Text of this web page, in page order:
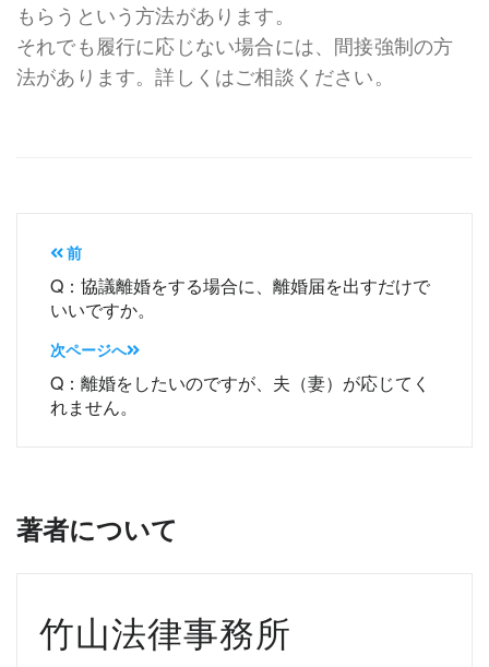
もらうという方法があります。
それでも履行に応じない場合には、間接強制の方
法があります。詳しくはご相談ください。
投
稿
ナ
ビ
ゲ
ョ
ン
前
Q：協議離婚をする場合に、離婚届を出すだけで
いいですか。
次ページへ
Q：離婚をしたいのですが、夫（妻）が応じてく
れません。
著者について
竹山法律事務所